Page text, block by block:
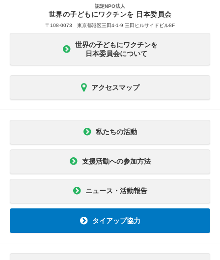
認定NPO法人
世界の子どもにワクチンを 日本委員会
〒108-0073 東京都港区三田4-1-9 三田ヒルサイドビル8F
世界の子どもにワクチンを
日本委員会について
アクセスマップ
私たちの活動
支援活動への参加方法
ニュース・活動報告
タイアップ協力